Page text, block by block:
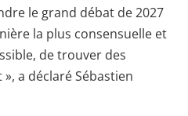
le grand débat de 2027
la plus consensuelle et
de trouver des
a déclaré Sébastien